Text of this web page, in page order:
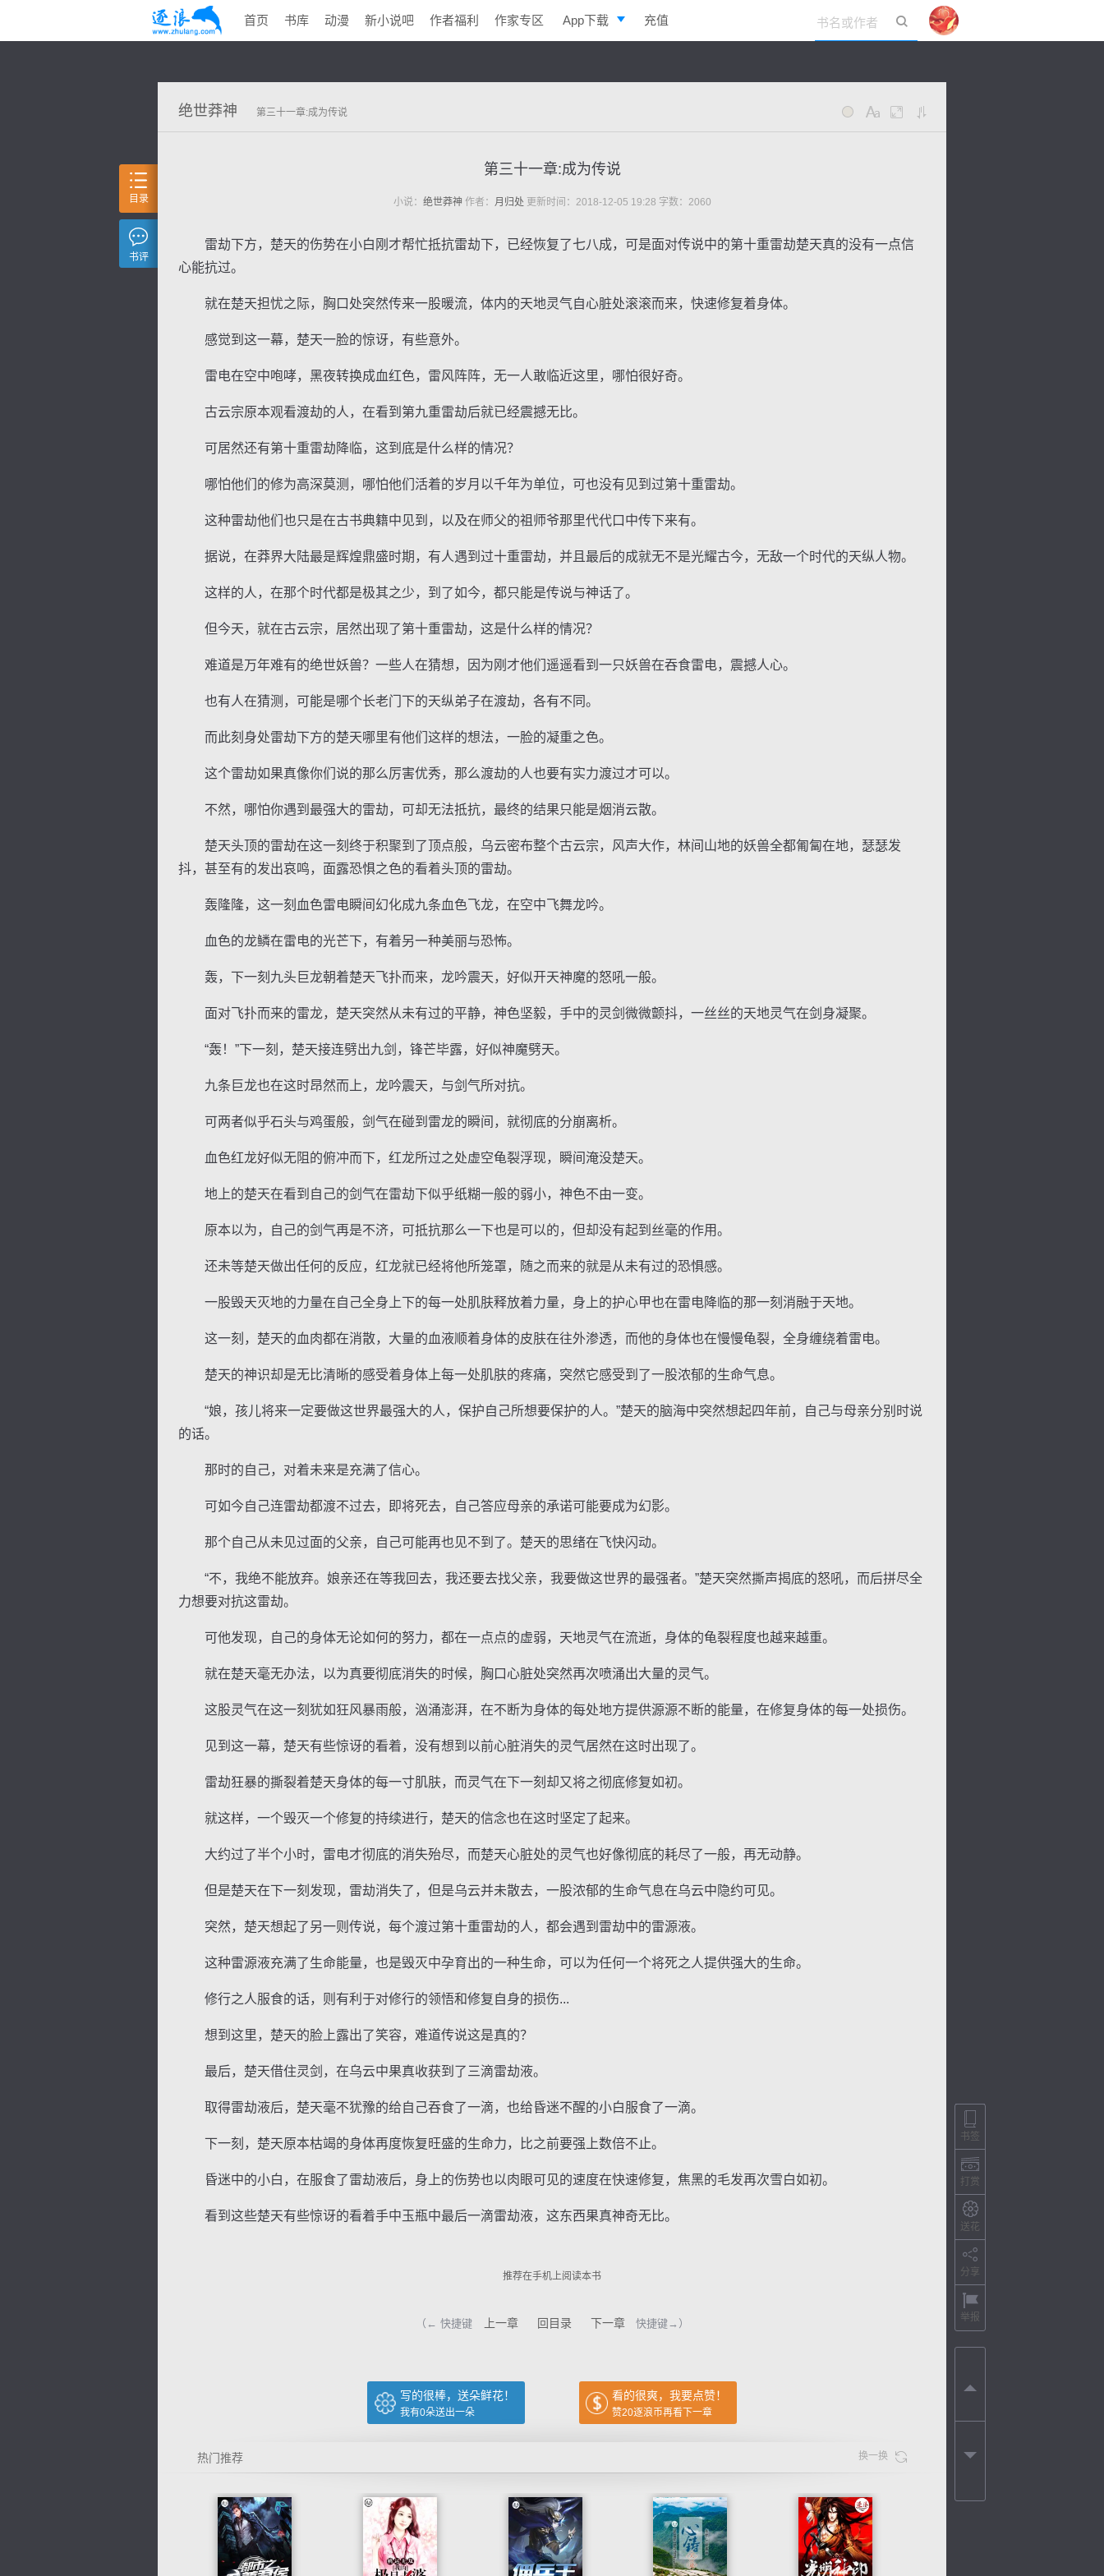
首页 书库 动漫 新小说吧 作者福利 作家专区 App下载 充值
绝世莽神 第三十一章:成为传说
景
色
号 度 动
第三十一章:成为传说
小说： 绝世莽神 作者： 月归处 更新时间：2018-12-05 19:28 字数：2060
雷劫下方，楚天的伤势在小白刚才帮忙抵抗雷劫下，已经恢复了七八成，可是面对传说中的第十重雷劫楚天真的没有一点信
心能抗过。
就在楚天担忧之际，胸口处突然传来一股暖流，体内的天地灵气自心脏处滚滚而来，快速修复着身体。
感觉到这一幕，楚天一脸的惊讶，有些意外。
雷电在空中咆哮，黑夜转换成血红色，雷风阵阵，无一人敢临近这里，哪怕很好奇。
古云宗原本观看渡劫的人，在看到第九重雷劫后就已经震撼无比。
可居然还有第十重雷劫降临，这到底是什么样的情况？
哪怕他们的修为高深莫测，哪怕他们活着的岁月以千年为单位，可也没有见到过第十重雷劫。
这种雷劫他们也只是在古书典籍中见到，以及在师父的祖师爷那里代代口中传下来有。
据说，在莽界大陆最是辉煌鼎盛时期，有人遇到过十重雷劫，并且最后的成就无不是光耀古今，无敌一个时代的天纵人物。
这样的人，在那个时代都是极其之少，到了如今，都只能是传说与神话了。
但今天，就在古云宗，居然出现了第十重雷劫，这是什么样的情况？
难道是万年难有的绝世妖兽？一些人在猜想，因为刚才他们遥遥看到一只妖兽在吞食雷电，震撼人心。
也有人在猜测，可能是哪个长老门下的天纵弟子在渡劫，各有不同。
而此刻身处雷劫下方的楚天哪里有他们这样的想法，一脸的凝重之色。
这个雷劫如果真像你们说的那么厉害优秀，那么渡劫的人也要有实力渡过才可以。
不然，哪怕你遇到最强大的雷劫，可却无法抵抗，最终的结果只能是烟消云散。
楚天头顶的雷劫在这一刻终于积聚到了顶点般，乌云密布整个古云宗，风声大作，林间山地的妖兽全都匍匐在地，瑟瑟发
抖，甚至有的发出哀鸣，面露恐惧之色的看着头顶的雷劫。
轰隆隆，这一刻血色雷电瞬间幻化成九条血色飞龙，在空中飞舞龙吟。
血色的龙鳞在雷电的光芒下，有着另一种美丽与恐怖。
轰，下一刻九头巨龙朝着楚天飞扑而来，龙吟震天，好似开天神魔的怒吼一般。
面对飞扑而来的雷龙，楚天突然从未有过的平静，神色坚毅，手中的灵剑微微颤抖，一丝丝的天地灵气在剑身凝聚。
“轰！”下一刻，楚天接连劈出九剑，锋芒毕露，好似神魔劈天。
九条巨龙也在这时昂然而上，龙吟震天，与剑气所对抗。
可两者似乎石头与鸡蛋般，剑气在碰到雷龙的瞬间，就彻底的分崩离析。
血色红龙好似无阻的俯冲而下，红龙所过之处虚空龟裂浮现，瞬间淹没楚天。
地上的楚天在看到自己的剑气在雷劫下似乎纸糊一般的弱小，神色不由一变。
原本以为，自己的剑气再是不济，可抵抗那么一下也是可以的，但却没有起到丝毫的作用。
还未等楚天做出任何的反应，红龙就已经将他所笼罩，随之而来的就是从未有过的恐惧感。
一股毁天灭地的力量在自己全身上下的每一处肌肤释放着力量，身上的护心甲也在雷电降临的那一刻消融于天地。
这一刻，楚天的血肉都在消散，大量的血液顺着身体的皮肤在往外渗透，而他的身体也在慢慢龟裂，全身缠绕着雷电。
楚天的神识却是无比清晰的感受着身体上每一处肌肤的疼痛，突然它感受到了一股浓郁的生命气息。
“娘，孩儿将来一定要做这世界最强大的人，保护自己所想要保护的人。”楚天的脑海中突然想起四年前，自己与母亲分别时说
的话。
那时的自己，对着未来是充满了信心。
可如今自己连雷劫都渡不过去，即将死去，自己答应母亲的承诺可能要成为幻影。
那个自己从未见过面的父亲，自己可能再也见不到了。楚天的思绪在飞快闪动。
“不，我绝不能放弃。娘亲还在等我回去，我还要去找父亲，我要做这世界的最强者。”楚天突然撕声揭底的怒吼，而后拼尽全
力想要对抗这雷劫。
可他发现，自己的身体无论如何的努力，都在一点点的虚弱，天地灵气在流逝，身体的龟裂程度也越来越重。
就在楚天毫无办法，以为真要彻底消失的时候，胸口心脏处突然再次喷涌出大量的灵气。
这股灵气在这一刻犹如狂风暴雨般，汹涌澎湃，在不断为身体的每处地方提供源源不断的能量，在修复身体的每一处损伤。
见到这一幕，楚天有些惊讶的看着，没有想到以前心脏消失的灵气居然在这时出现了。
雷劫狂暴的撕裂着楚天身体的每一寸肌肤，而灵气在下一刻却又将之彻底修复如初。
就这样，一个毁灭一个修复的持续进行，楚天的信念也在这时坚定了起来。
大约过了半个小时，雷电才彻底的消失殆尽，而楚天心脏处的灵气也好像彻底的耗尽了一般，再无动静。
但是楚天在下一刻发现，雷劫消失了，但是乌云并未散去，一股浓郁的生命气息在乌云中隐约可见。
突然，楚天想起了另一则传说，每个渡过第十重雷劫的人，都会遇到雷劫中的雷源液。
这种雷源液充满了生命能量，也是毁灭中孕育出的一种生命，可以为任何一个将死之人提供强大的生命。
修行之人服食的话，则有利于对修行的领悟和修复自身的损伤...
想到这里，楚天的脸上露出了笑容，难道传说这是真的？
最后，楚天借住灵剑，在乌云中果真收获到了三滴雷劫液。
取得雷劫液后，楚天毫不犹豫的给自己吞食了一滴，也给昏迷不醒的小白服食了一滴。
下一刻，楚天原本枯竭的身体再度恢复旺盛的生命力，比之前要强上数倍不止。
昏迷中的小白，在服食了雷劫液后，身上的伤势也以肉眼可见的速度在快速修复，焦黑的毛发再次雪白如初。
看到这些楚天有些惊讶的看着手中玉瓶中最后一滴雷劫液，这东西果真神奇无比。
推荐在手机上阅读本书
（← 快捷键 上一章 回目录 下一章 快捷键→）
写的很棒，送朵鲜花！
我有0朵送出一朵
看的很爽，我要点赞！
赞20逐浪币再看下一章
热门推荐 换一换
目录
书评
书签
打赏
送花
分享
举报